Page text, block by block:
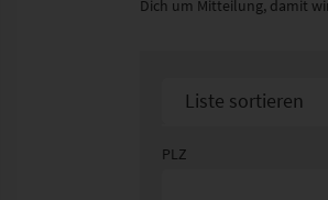
Dich um Mitteilung, damit
Liste sortieren
PLZ